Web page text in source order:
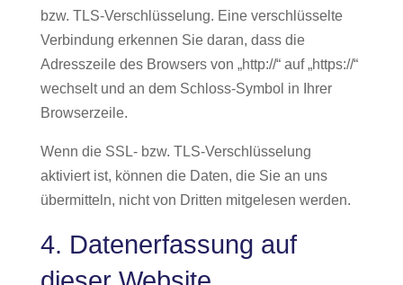
bzw. TLS-Verschlüsselung. Eine verschlüsselte
Verbindung erkennen Sie daran, dass die
Adresszeile des Browsers von „http://“ auf „https://“
wechselt und an dem Schloss-Symbol in Ihrer
Browserzeile.
Wenn die SSL- bzw. TLS-Verschlüsselung
aktiviert ist, können die Daten, die Sie an uns
übermitteln, nicht von Dritten mitgelesen werden.
4. Datenerfassung auf